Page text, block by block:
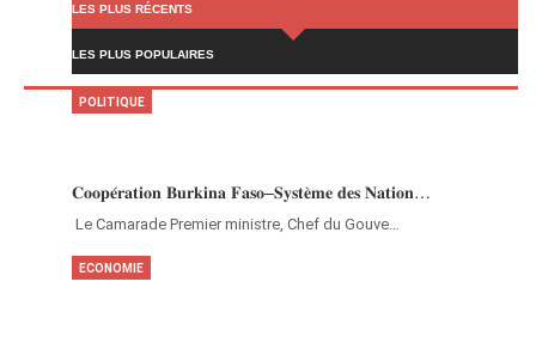
LES PLUS RÉCENTS
LES PLUS POPULAIRES
𝐂𝐨𝐨𝐩𝐞́𝐫𝐚𝐭𝐢𝐨𝐧 𝐁𝐮𝐫𝐤𝐢𝐧𝐚 𝐅𝐚𝐬𝐨–𝐒𝐲𝐬𝐭𝐞̀𝐦𝐞 𝐝𝐞𝐬 𝐍𝐚𝐭𝐢𝐨𝐧…
‎Le Camarade Premier ministre, Chef du Gouve…
POLITIQUE
ECONOMIE